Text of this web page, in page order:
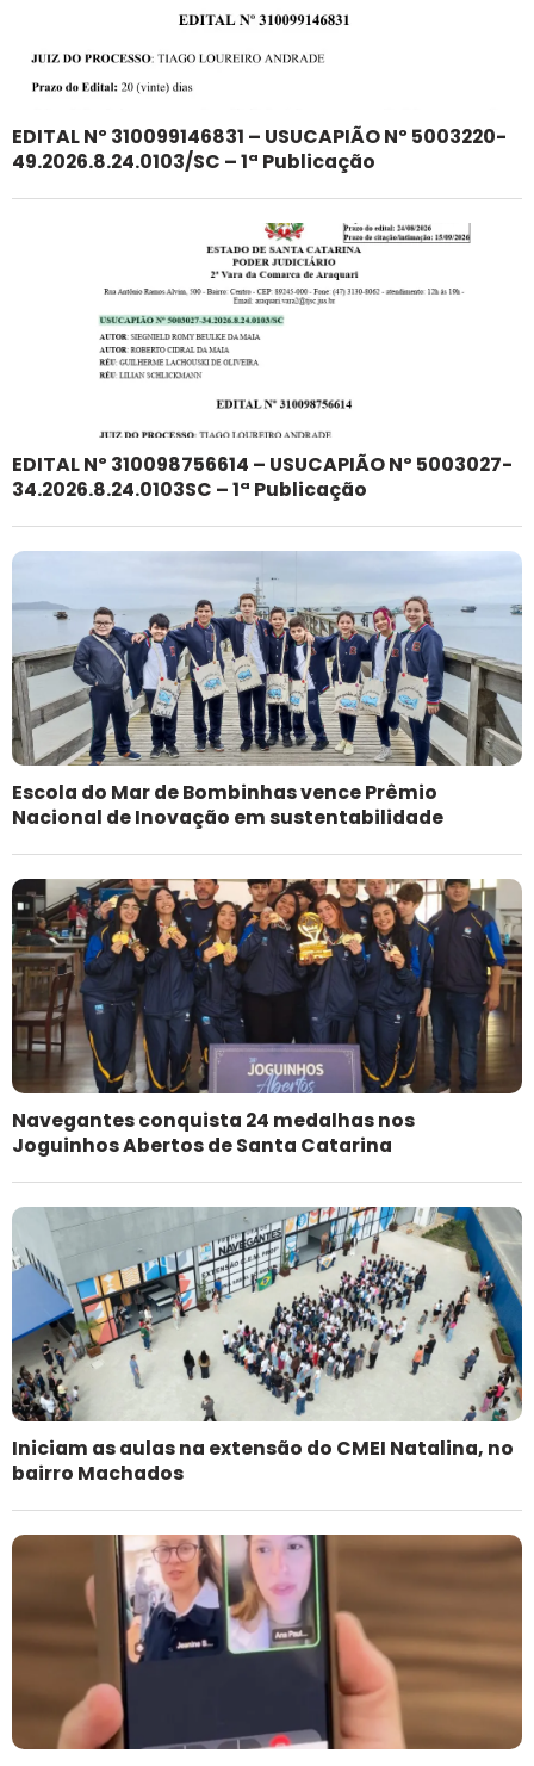
EDITAL Nº 310099146831 – USUCAPIÃO Nº 5003220-
49.2026.8.24.0103/SC – 1ª Publicação
EDITAL Nº 310098756614 – USUCAPIÃO Nº 5003027-
34.2026.8.24.0103SC – 1ª Publicação
Escola do Mar de Bombinhas vence Prêmio
Nacional de Inovação em sustentabilidade
Navegantes conquista 24 medalhas nos
Joguinhos Abertos de Santa Catarina
Iniciam as aulas na extensão do CMEI Natalina, no
bairro Machados